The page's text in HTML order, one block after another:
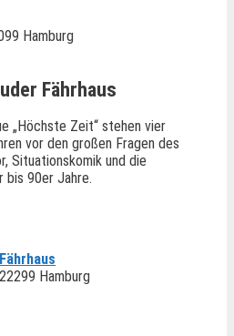
Hamburg
Fährhaus
„Höchste Zeit“ stehen vier
vor den großen Fragen des
Situationskomik und die
bis 90er Jahre.
Hamburg